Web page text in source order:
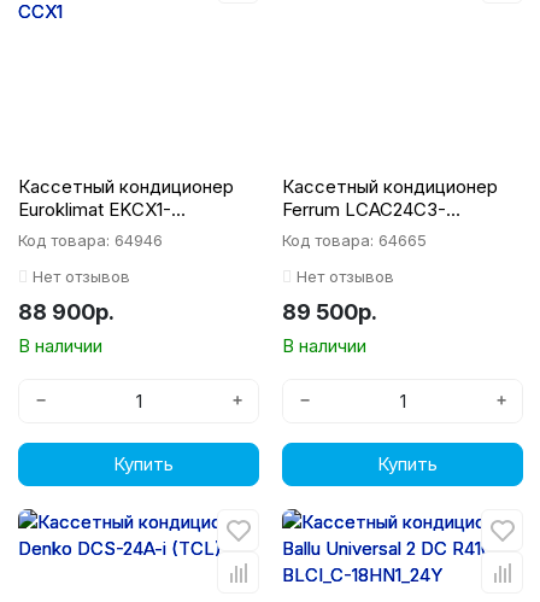
Кассетный кондиционер
Euroklimat EKСX1-
50HNN/EKOX1-50HNN/EKA-
CCX1
Код товара: 64946
Нет отзывов
88 900р.
В наличии
− +
Купить
Кассетный кондиционер
Ferrum LCAC24C3-
AI/LCAU24U3-AI/SCP20A1
Код товара: 64665
Нет отзывов
89 500р.
В наличии
− +
Купить